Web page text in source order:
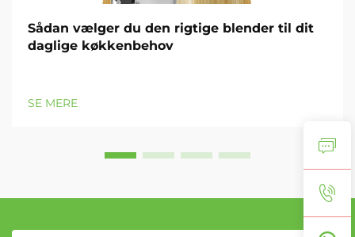
Sådan vælger du den rigtige blender til dit
daglige køkkenbehov
SE MERE